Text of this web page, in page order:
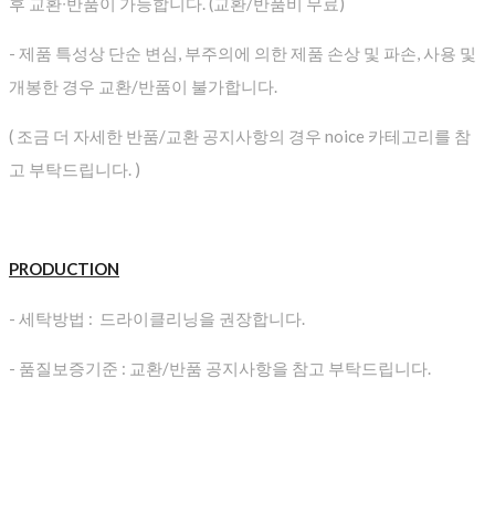
- 제품 특성상 단순 변심, 부주의에 의한 제품 손상 및 파손, 사용 및
개봉한 경우 교환/반품이 불가합니다.
( 조금 더 자세한 반품/교환 공지사항의 경우 noice 카테고리를 참
고 부탁드립니다. )
PRODUCTION
- 세탁방법 : 드라이클리닝을 권장합니다.
- 품질보증기준 : 교환/반품 공지사항을 참고 부탁드립니다.